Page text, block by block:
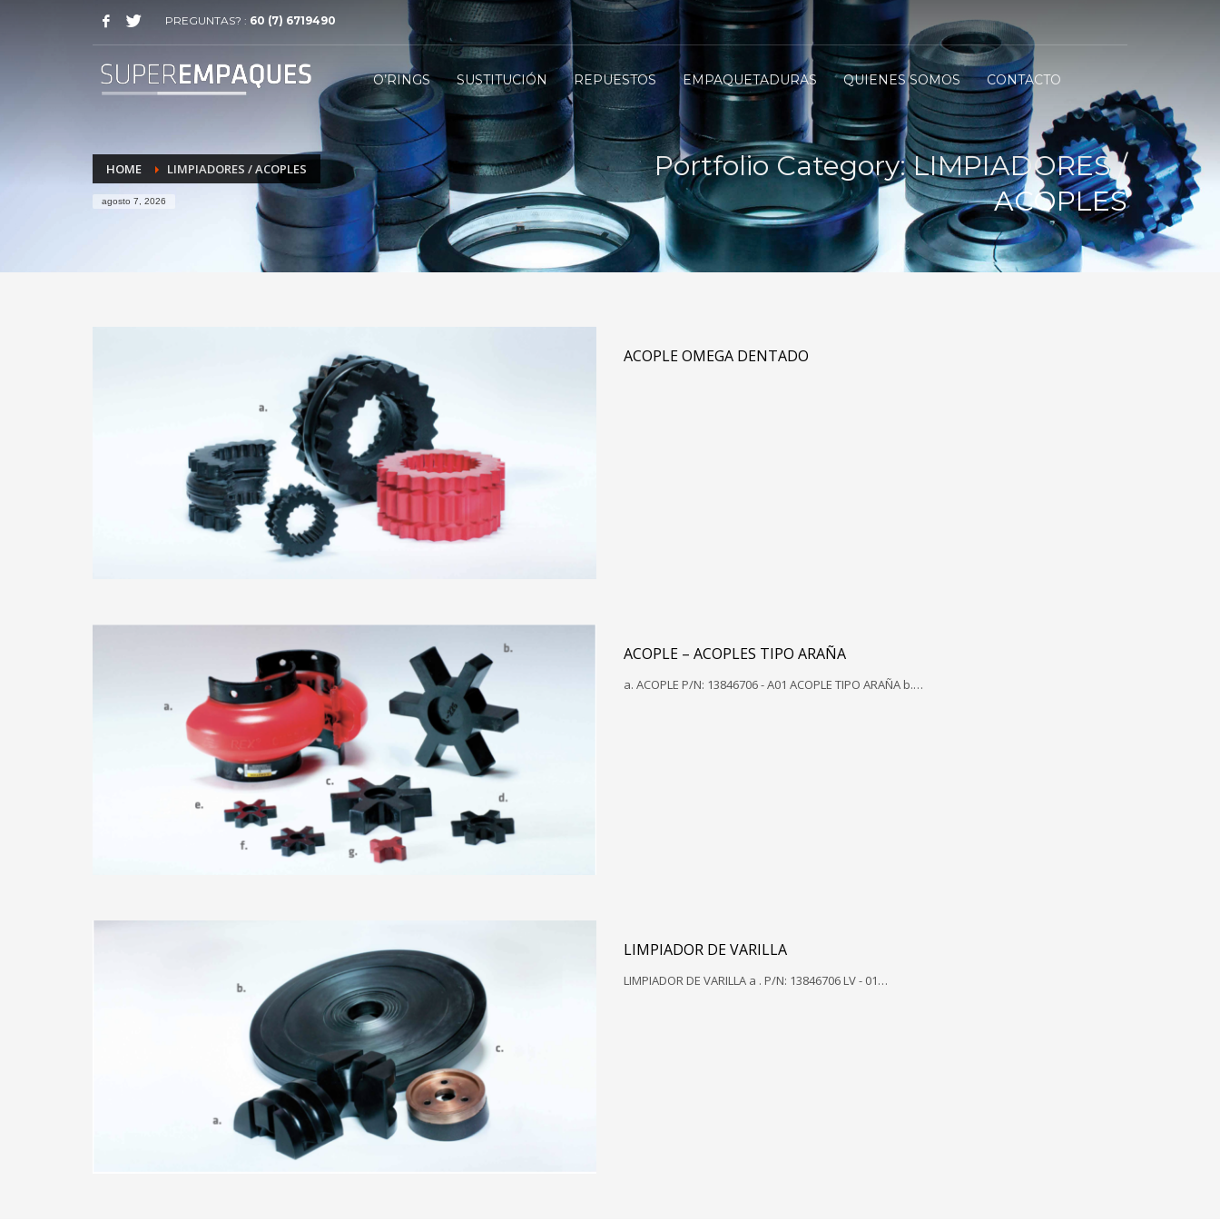
PREGUNTAS? : 60 (7) 6719490
O’RINGS SUSTITUCIÓN REPUESTOS EMPAQUETADURAS QUIENES SOMOS CONTACTO
HOME LIMPIADORES / ACOPLES
agosto 7, 2026
Portfolio Category:LIMPIADORES /
ACOPLES
ACOPLE OMEGA DENTADO
ACOPLE – ACOPLES TIPO ARAÑA
a. ACOPLE P/N: 13846706 - A01 ACOPLE TIPO ARAÑA b.…
LIMPIADOR DE VARILLA
LIMPIADOR DE VARILLA a . P/N: 13846706 LV - 01…